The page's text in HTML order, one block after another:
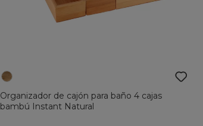
Organizador de cajón para baño 4 cajas
bambú Instant Natural